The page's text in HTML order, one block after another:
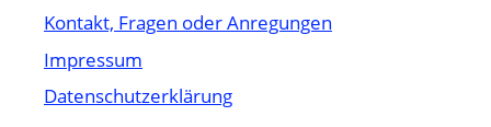
Kontakt, Fragen oder Anregungen
Impressum
Datenschutzerklärung